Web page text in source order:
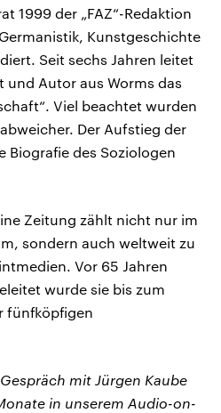
1999 der „FAZ“-Redaktion
Kunstgeschichte
Seit sechs Jahren leitet
und Autor aus Worms das
Viel beachtet wurden
Der Aufstieg der
Biografie des Soziologen
Zeitung zählt nicht nur im
sondern auch weltweit zu
Vor 65 Jahren
wurde sie bis zum
fünfköpfigen
mit Jürgen Kaube
in unserem Audio-on-